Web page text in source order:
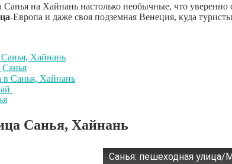
на Хайнань настолько необычные, что
-Европа и даже своя подземная Венеция, куда
Хайнань
Санья
в Санья, Хайнань
Санья, Хайнань
Санья: пешеходная улица/